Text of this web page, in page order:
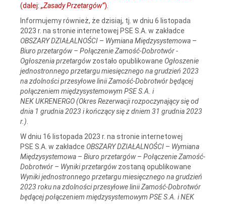
(dalej: „Zasady Przetargów”)
Informujemy również, że dzisiaj, tj. w dniu 6 listopada
2023 r. na stronie internetowej PSE S.A. w zakładce
OBSZARY DZIAŁALNOŚCI – Wymiana Międzysystemowa –
Biuro przetargów – Połączenie Zamość-Dobrotwór -
Ogłoszenia przetargówzostało opublikowane Ogłoszenie
jednostronnego przetargu miesięcznego na grudzień 2023
na zdolności przesyłowe linii Zamość‑Dobrotwór będącej
połączeniem międzysystemowym PSE S.A. i
NEK UKRENERGO (Okres Rezerwacji rozpoczynający się od
dnia 1 grudnia 2023 i kończący się z dniem 31 grudnia 2023
r.)
W dniu 16 listopada 2023 r. na stronie internetowej
PSE S.A. w zakładce OBSZARY DZIAŁALNOŚCI – Wymiana
Międzysystemowa – Biuro przetargów– Połączenie Zamość-
Dobrotwór – Wyniki przetargówzostaną opublikowane
Wyniki jednostronnego przetargu miesięcznego na grudzień
2023 roku na zdolności przesyłowe linii Zamość-Dobrotwór
będącej połączeniem międzysystemowym PSE S.A. i NEK